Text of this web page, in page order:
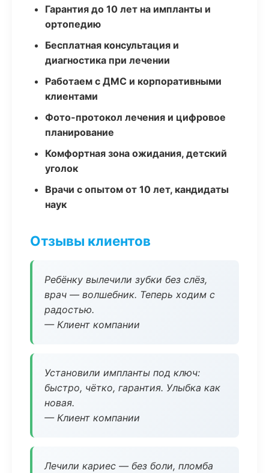
Гарантия до 10 лет на импланты и
ортопедию
Бесплатная консультация и
диагностика при лечении
Работаем с ДМС и корпоративными
клиентами
Фото-протокол лечения и цифровое
планирование
Комфортная зона ожидания, детский
уголок
Врачи с опытом от 10 лет, кандидаты
наук
Отзывы клиентов
Ребёнку вылечили зубки без слёз,
врач — волшебник. Теперь ходим с
радостью.
— Клиент компании
Установили импланты под ключ:
быстро, чётко, гарантия. Улыбка как
новая.
— Клиент компании
Лечили кариес — без боли, пломба